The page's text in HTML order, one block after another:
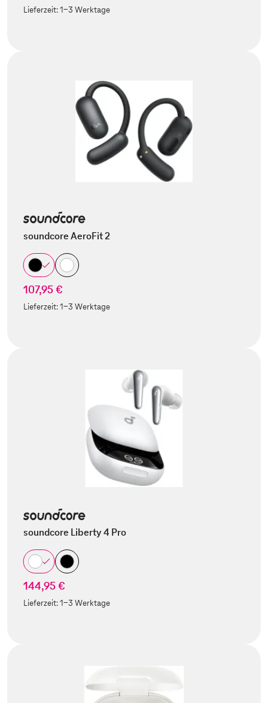
Lieferzeit:1-3 Werktage
soundcore AeroFit 2
107,95 €
Lieferzeit:1-3 Werktage
soundcore Liberty 4 Pro
144,95 €
Lieferzeit:1-3 Werktage